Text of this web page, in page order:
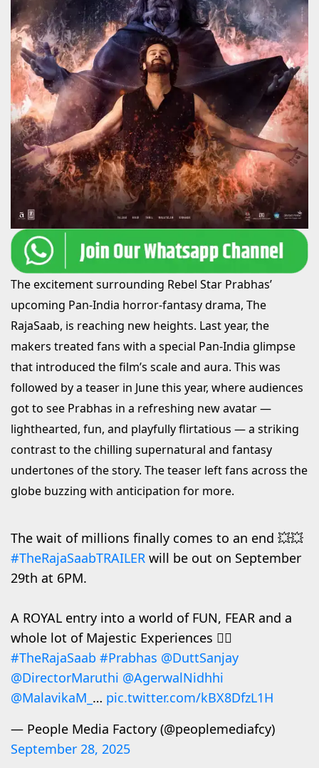
The excitement surrounding Rebel Star Prabhas’
upcoming Pan-India horror-fantasy drama, The
RajaSaab, is reaching new heights. Last year, the
makers treated fans with a special Pan-India glimpse
that introduced the film’s scale and aura. This was
followed by a teaser in June this year, where audiences
got to see Prabhas in a refreshing new avatar —
lighthearted, fun, and playfully flirtatious — a striking
contrast to the chilling supernatural and fantasy
undertones of the story. The teaser left fans across the
globe buzzing with anticipation for more.
The wait of millions finally comes to an end 💥💥
#TheRajaSaabTRAILER will be out on September
29th at 6PM.
A ROYAL entry into a world of FUN, FEAR and a
whole lot of Majestic Experiences ❤️‍🔥
#TheRajaSaab #Prabhas @DuttSanjay
@DirectorMaruthi @AgerwalNidhhi
@MalavikaM_ … pic.twitter.com/kBX8DfzL1H
— People Media Factory (@peoplemediafcy)
September 28, 2025